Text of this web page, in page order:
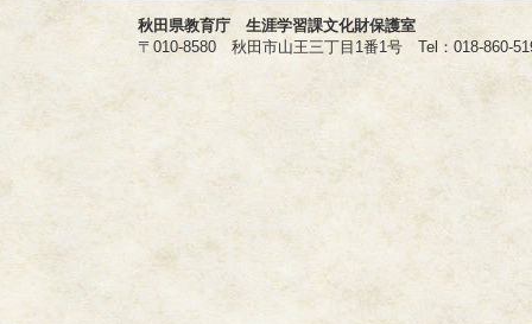
秋田県教育庁 生涯学習課文化財保護室
〒010-8580 秋田市山王三丁目1番1号 Tel：018-860-